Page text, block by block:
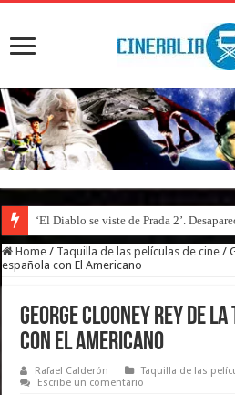
‘El Diablo se viste de Prada 2’.
Home / Taquilla de las películas de cine /
española con El Americano
George Clooney rey de
con El Americano
Rafael Calderón
Taquilla de las
Escribe un comentario